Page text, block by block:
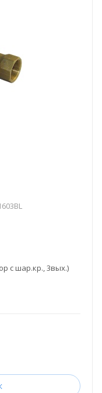
с шар.кр., 3вых.)